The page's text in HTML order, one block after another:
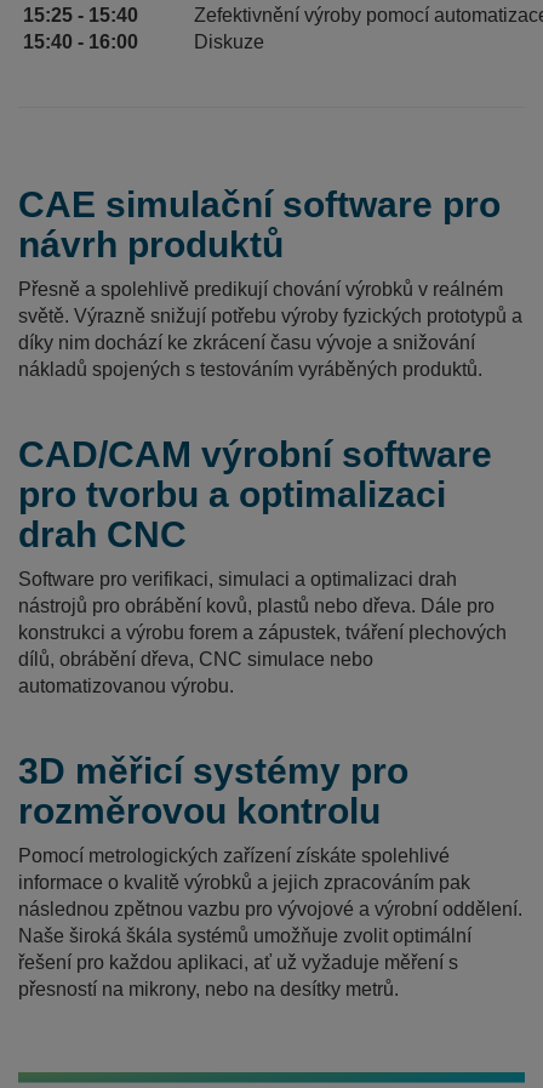
15:25 - 15:40
Zefektivnění výroby pomocí
15:40 - 16:00
Diskuze
CAE simulační software pro
návrh produktů
Přesně a spolehlivě predikují chování výrobků v reálném
světě. Výrazně snižují potřebu výroby fyzických prototypů a
díky nim dochází ke zkrácení času vývoje a snižování
nákladů spojených s testováním vyráběných produktů.
CAD/CAM výrobní software
pro tvorbu a optimalizaci
drah CNC
Software pro verifikaci, simulaci a optimalizaci drah
nástrojů pro obrábění kovů, plastů nebo dřeva. Dále pro
konstrukci a výrobu forem a zápustek, tváření plechových
dílů, obrábění dřeva, CNC simulace nebo
automatizovanou výrobu.
3D měřicí systémy pro
rozměrovou kontrolu
Pomocí metrologických zařízení získáte spolehlivé
informace o kvalitě výrobků a jejich zpracováním pak
následnou zpětnou vazbu pro vývojové a výrobní oddělení.
Naše široká škála systémů umožňuje zvolit optimální
řešení pro každou aplikaci, ať už vyžaduje měření s
přesností na mikrony, nebo na desítky metrů.